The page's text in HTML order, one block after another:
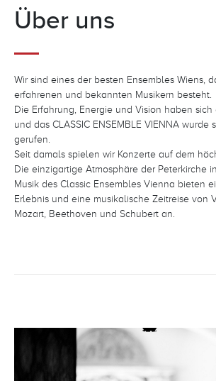
Über uns
Wir sind eines der besten Ensembles Wiens,
erfahrenen und bekannten Musikern besteht.
Die Erfahrung, Energie und Vision haben
und das CLASSIC ENSEMBLE VIENNA wurde
gerufen.
Seit damals spielen wir Konzerte auf dem
Die einzigartige Atmosphäre der Peterkirche
Musik des Classic Ensembles Vienna bieten
Erlebnis und eine musikalische Zeitreise von
Mozart, Beethoven und Schubert an.